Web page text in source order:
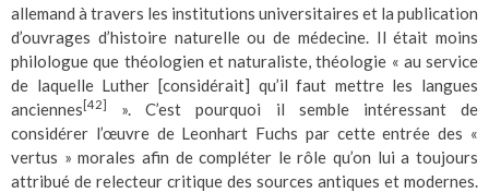
allemand à travers les institutions universitaires et la publication
d’ouvrages d’histoire naturelle ou de médecine. Il était moins
philologue que théologien et naturaliste, théologie « au service
de laquelle Luther [considérait] qu’il faut mettre les langues
anciennes [42]
». C’est pourquoi il semble intéressant de
considérer l’œuvre de Leonhart Fuchs par cette entrée des «
vertus » morales afin de compléter le rôle qu’on lui a toujours
attribué de relecteur critique des sources antiques et modernes.